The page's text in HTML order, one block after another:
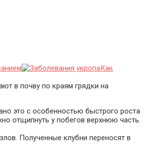
Как
в почву по краям грядки на
это с особенностью быстрого роста
отщипнуть у побегов верхнюю часть.
Полученные клубни переносят в